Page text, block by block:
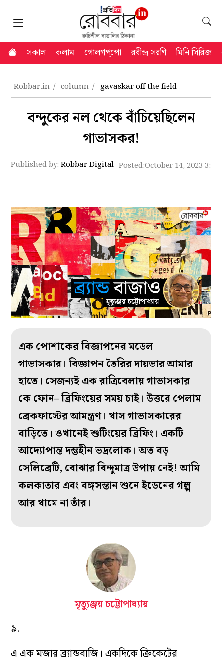
সকাল কলাম গোলগপ্‌পো রবীন্দ্র সরণি মিনি সিরিজ
Robbar.in column gavaskar off the field
বন্দুকের নল থেকে বাঁচিয়েছিলেন
গাভাসকর!
Published by:Robbar Digital Posted:October 14, 2023
এক পোশাকের বিজ্ঞাপনের মডেল
গাভাসকার। বিজ্ঞাপন তৈরির দায়ভার আমার
হাতে। সেজন্যই এক রাত্রিবেলায় গাভাসকার
কে ফোন– ব্রিফিংয়ের সময় চাই। উত্তরে পেলাম
ব্রেকফাস্টের আমন্ত্রণ। খাস গাভাসকারের
বাড়িতে। ওখানেই শুটিংয়ের ব্রিফিং। একটি
আদ্যোপান্ত দম্ভহীন ভদ্রলোক। অত বড়
সেলিব্রেটি, বোঝার বিন্দুমাত্র উপায় নেই! আমি
কলকাতার এবং বঙ্গসন্তান শুনে ইডেনের গল্প
আর থামে না তাঁর।
মৃত্যুঞ্জয় চট্টোপাধ্যায়
৯.
এ এক মজার ব্র্যান্ডবাজি। একদিকে ক্রিকেটের